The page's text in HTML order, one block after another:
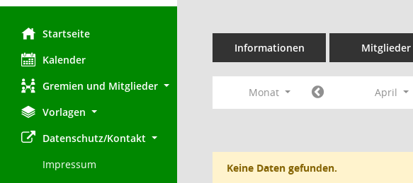
Startseite
Kalender
Gremien und Mitglieder
Vorlagen
Datenschutz/Kontakt
Impressum
Informationen Mitglieder
Monat April
Keine Daten gefunden.